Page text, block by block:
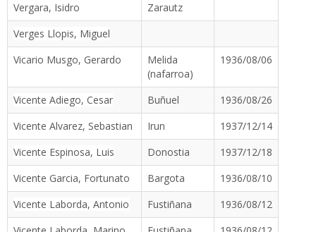
Vergara, Isidro
Zarautz
Verges Llopis, Miguel
Vicario Musgo, Gerardo
Melida
(nafarroa)
1936/08/06
Vicente Adiego, Cesar Buñuel
1936/08/26
Vicente Alvarez, Sebastian
Irun
1937/12/14
Vicente Espinosa, Luis
Donostia
1937/12/18
Vicente Garcia, Fortunato
Bargota
1936/08/10
Vicente Laborda, Antonio
Fustiñana
1936/08/12